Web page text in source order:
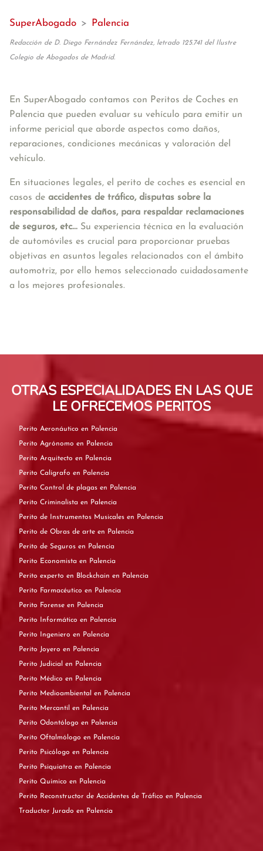
SuperAbogado > Palencia
Redacción de D. Diego Fernández Fernández, letrado 125.741 del Ilustre
Colegio de Abogados de Madrid.
En SuperAbogado contamos con Peritos de Coches en
Palencia que pueden evaluar su vehículo para emitir un
informe pericial que aborde aspectos como daños,
reparaciones, condiciones mecánicas y valoración del
vehículo.
En situaciones legales, el perito de coches es esencial en
casos de accidentes de tráfico, disputas sobre la
responsabilidad de daños, para respaldar reclamaciones
de seguros, etc... Su experiencia técnica en la evaluación
de automóviles es crucial para proporcionar pruebas
objetivas en asuntos legales relacionados con el ámbito
automotriz, por ello hemos seleccionado cuidadosamente
a los mejores profesionales.
OTRAS ESPECIALIDADES EN LAS QUE
LE OFRECEMOS PERITOS
Perito Aeronáutico en Palencia
Perito Agrónomo en Palencia
Perito Arquitecto en Palencia
Perito Calígrafo en Palencia
Perito Control de plagas en Palencia
Perito Criminalista en Palencia
Perito de Instrumentos Musicales en Palencia
Perito de Obras de arte en Palencia
Perito de Seguros en Palencia
Perito Economista en Palencia
Perito experto en Blockchain en Palencia
Perito Farmacéutico en Palencia
Perito Forense en Palencia
Perito Informático en Palencia
Perito Ingeniero en Palencia
Perito Joyero en Palencia
Perito Judicial en Palencia
Perito Médico en Palencia
Perito Medioambiental en Palencia
Perito Mercantil en Palencia
Perito Odontólogo en Palencia
Perito Oftalmólogo en Palencia
Perito Psicólogo en Palencia
Perito Psiquiatra en Palencia
Perito Químico en Palencia
Perito Reconstructor de Accidentes de Tráfico en Palencia
Traductor Jurado en Palencia